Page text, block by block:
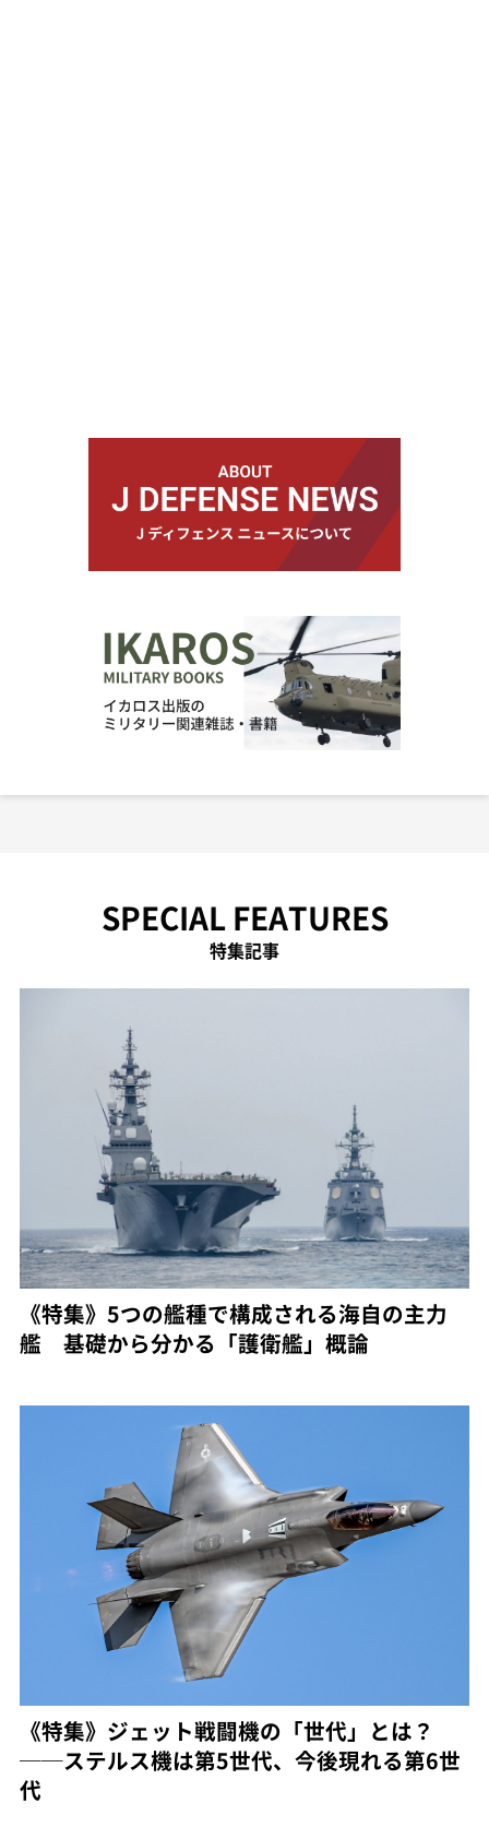
SPECIAL FEATURES
特集記事
《特集》5つの艦種で構成される海自の主力
艦 基礎から分かる「護衛艦」概論
《特集》ジェット戦闘機の「世代」とは？
──ステルス機は第5世代、今後現れる第6世
代